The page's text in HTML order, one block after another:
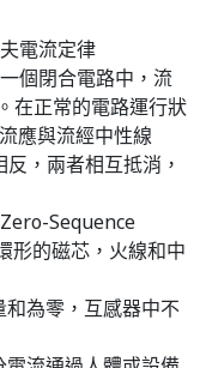
電流定律
個閉合電路中，流
在正常的電路運行狀
應與流經中性線
，兩者相互抵消，
Sequence
的磁芯，火線和中
和為零，互感器中不